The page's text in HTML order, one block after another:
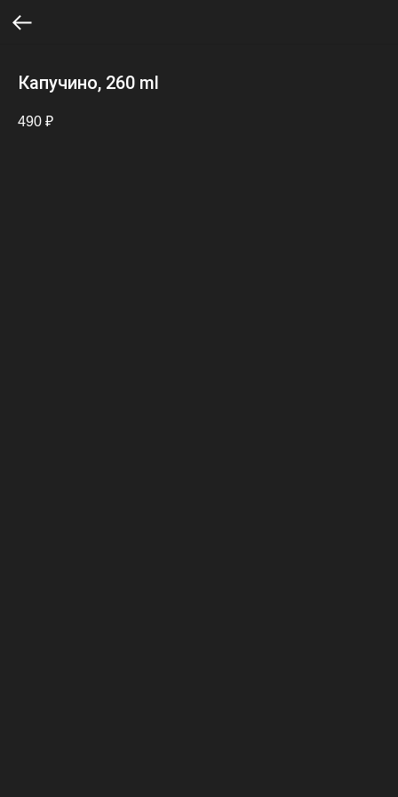
Капучино, 260 ml
490 ₽